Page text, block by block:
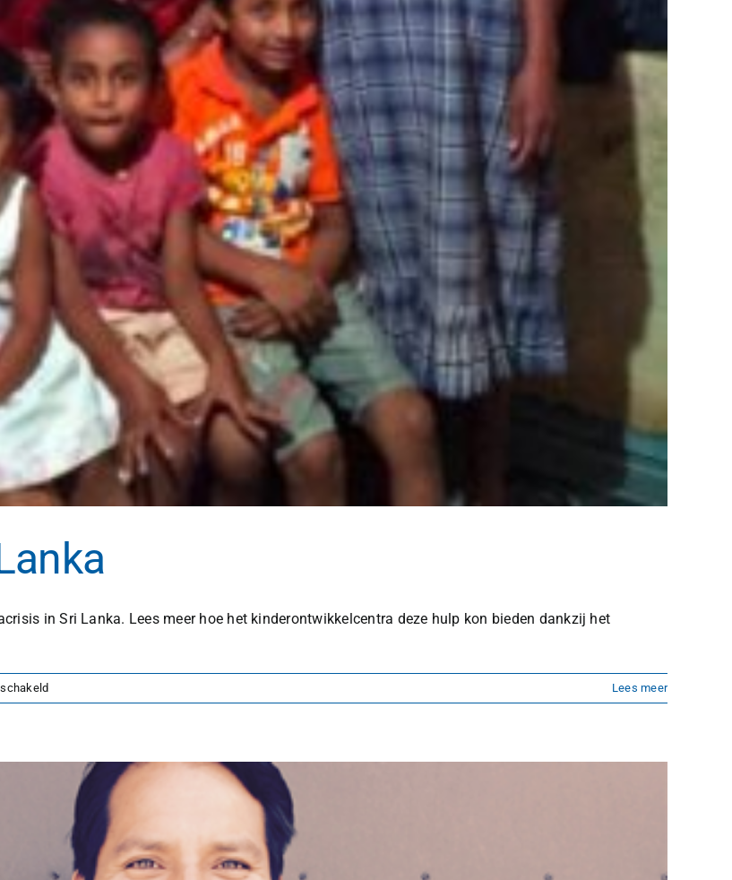
in Sri Lanka. Lees meer hoe het kinderontwikkelcentra deze hulp kon bieden dankzij het
voor
Steun
in
Lanka
Lees meer